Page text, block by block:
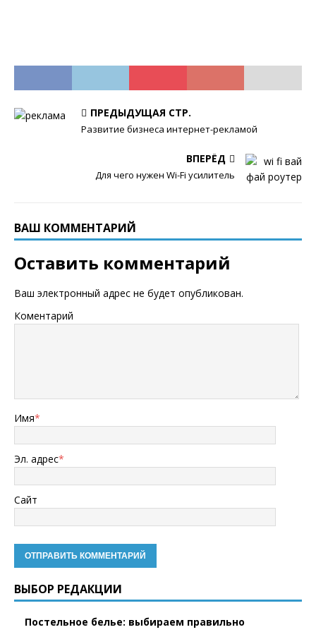
ПРЕДЫДУЩАЯ СТР.
Развитие бизнеса интернет-рекламой
ВПЕРЁД
Для чего нужен Wi-Fi усилитель
ВАШ КОММЕНТАРИЙ
Оставить комментарий
Ваш электронный адрес не будет опубликован.
Коментарий
Имя*
Эл. адрес*
Сайт
ВЫБОР РЕДАКЦИИ
Постельное белье: выбираем правильно